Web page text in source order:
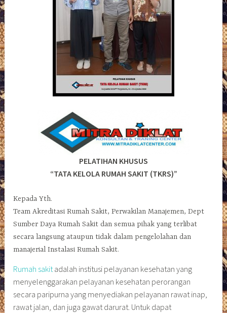
PELATIHAN KHUSUS
“TATA KELOLA RUMAH SAKIT (TKRS)”
Kepada Yth.
Team Akreditasi Rumah Sakit, Perwakilan Manajemen, Dept
Sumber Daya Rumah Sakit dan semua pihak yang terlibat
secara langsung ataupun tidak dalam pengelolahan dan
manajerial Instalasi Rumah Sakit.
Rumah sakitadalah institusi pelayanan kesehatan yang
menyelenggarakan pelayanan kesehatan perorangan
secara paripurna yang menyediakan pelayanan rawat inap,
rawat jalan, dan juga gawat darurat. Untuk dapat